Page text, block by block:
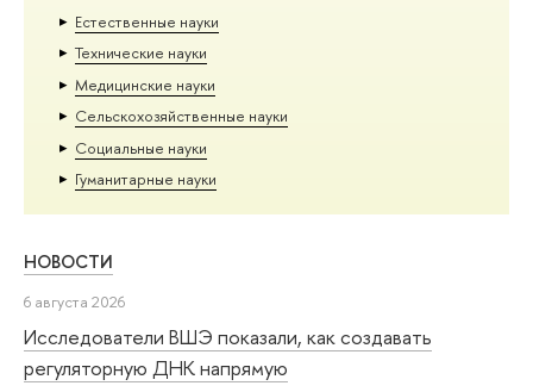
Естественные науки
Тех­ничес­кие науки
Медицинские науки
Сельскохозяйственные науки
Социальные науки
Гуманитарные науки
НОВОСТИ
6 августа 2026
Исследователи ВШЭ показали, как создавать
регуляторную ДНК напрямую